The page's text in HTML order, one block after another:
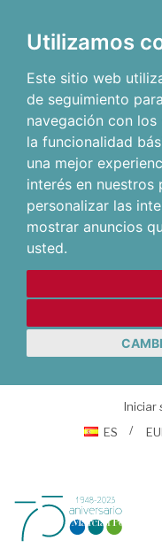
Utilizamos
Este sitio web
de seguimiento
navegación con los
la funcionalidad
una mejor
interés en
personalizar las
mostrar anuncios
usted.
Iniciar
ES